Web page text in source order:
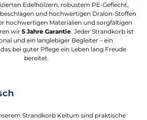
Edelhölzern, robustem PE-Geflecht,
und hochwertigen Dralon-Stoffen
hochwertigen Materialien und sorgfältigen
wir 5 Jahre Garantie. Jeder Strandkorb ist
und ein langlebiger Begleiter – ein
bei guter Pflege ein Leben lang Freude
bereitet.
Strandkorb Keitum sind praktische